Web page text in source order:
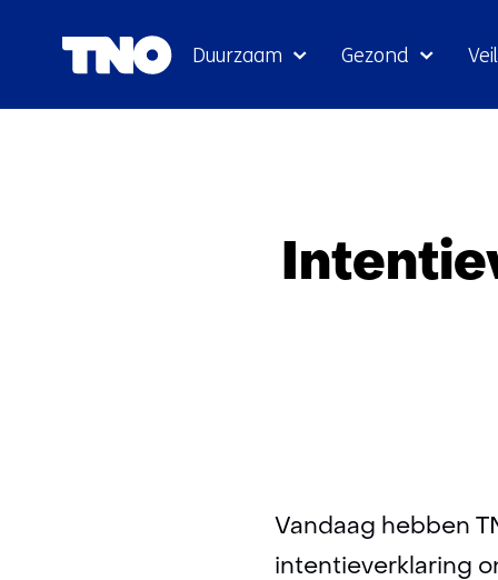
Duurzaam Gezond
Vandaag hebben
intentieverklaring